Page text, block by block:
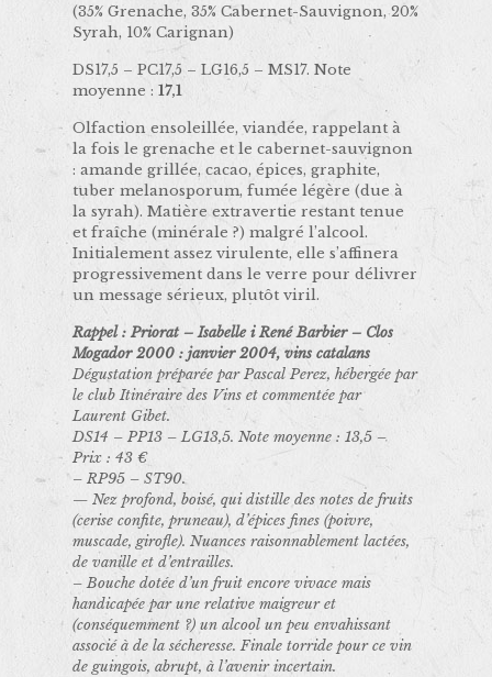
(35% Grenache, 35% Cabernet-Sauvignon, 20%
Syrah, 10% Carignan)
DS17,5 – PC17,5 – LG16,5 – MS17. Note
moyenne :17,1
Olfaction ensoleillée, viandée, rappelant à
la fois le grenache et le cabernet-sauvignon
: amande grillée, cacao, épices, graphite,
tuber melanosporum, fumée légère (due à
la syrah). Matière extravertie restant tenue
et fraîche (minérale ?) malgré l’alcool.
Initialement assez virulente, elle s’affinera
progressivement dans le verre pour délivrer
un message sérieux, plutôt viril.
Rappel : Priorat – Isabelle i René Barbier – Clos
Mogador 2000 : janvier 2004, vins catalans
Dégustation préparée par Pascal Perez, hébergée par
le club Itinéraire des Vins et commentée par
Laurent Gibet.
DS14 – PP13 – LG13,5. Note moyenne : 13,5 –
Prix : 43 €
– RP95 – ST90.
— Nez profond, boisé, qui distille des notes de fruits
(cerise confite, pruneau), d’épices fines (poivre,
muscade, girofle). Nuances raisonnablement lactées,
de vanille et d’entrailles.
– Bouche dotée d’un fruit encore vivace mais
handicapée par une relative maigreur et
(conséquemment ?) un alcool un peu envahissant
associé à de la sécheresse. Finale torride pour ce vin
de guingois, abrupt, à l’avenir incertain.